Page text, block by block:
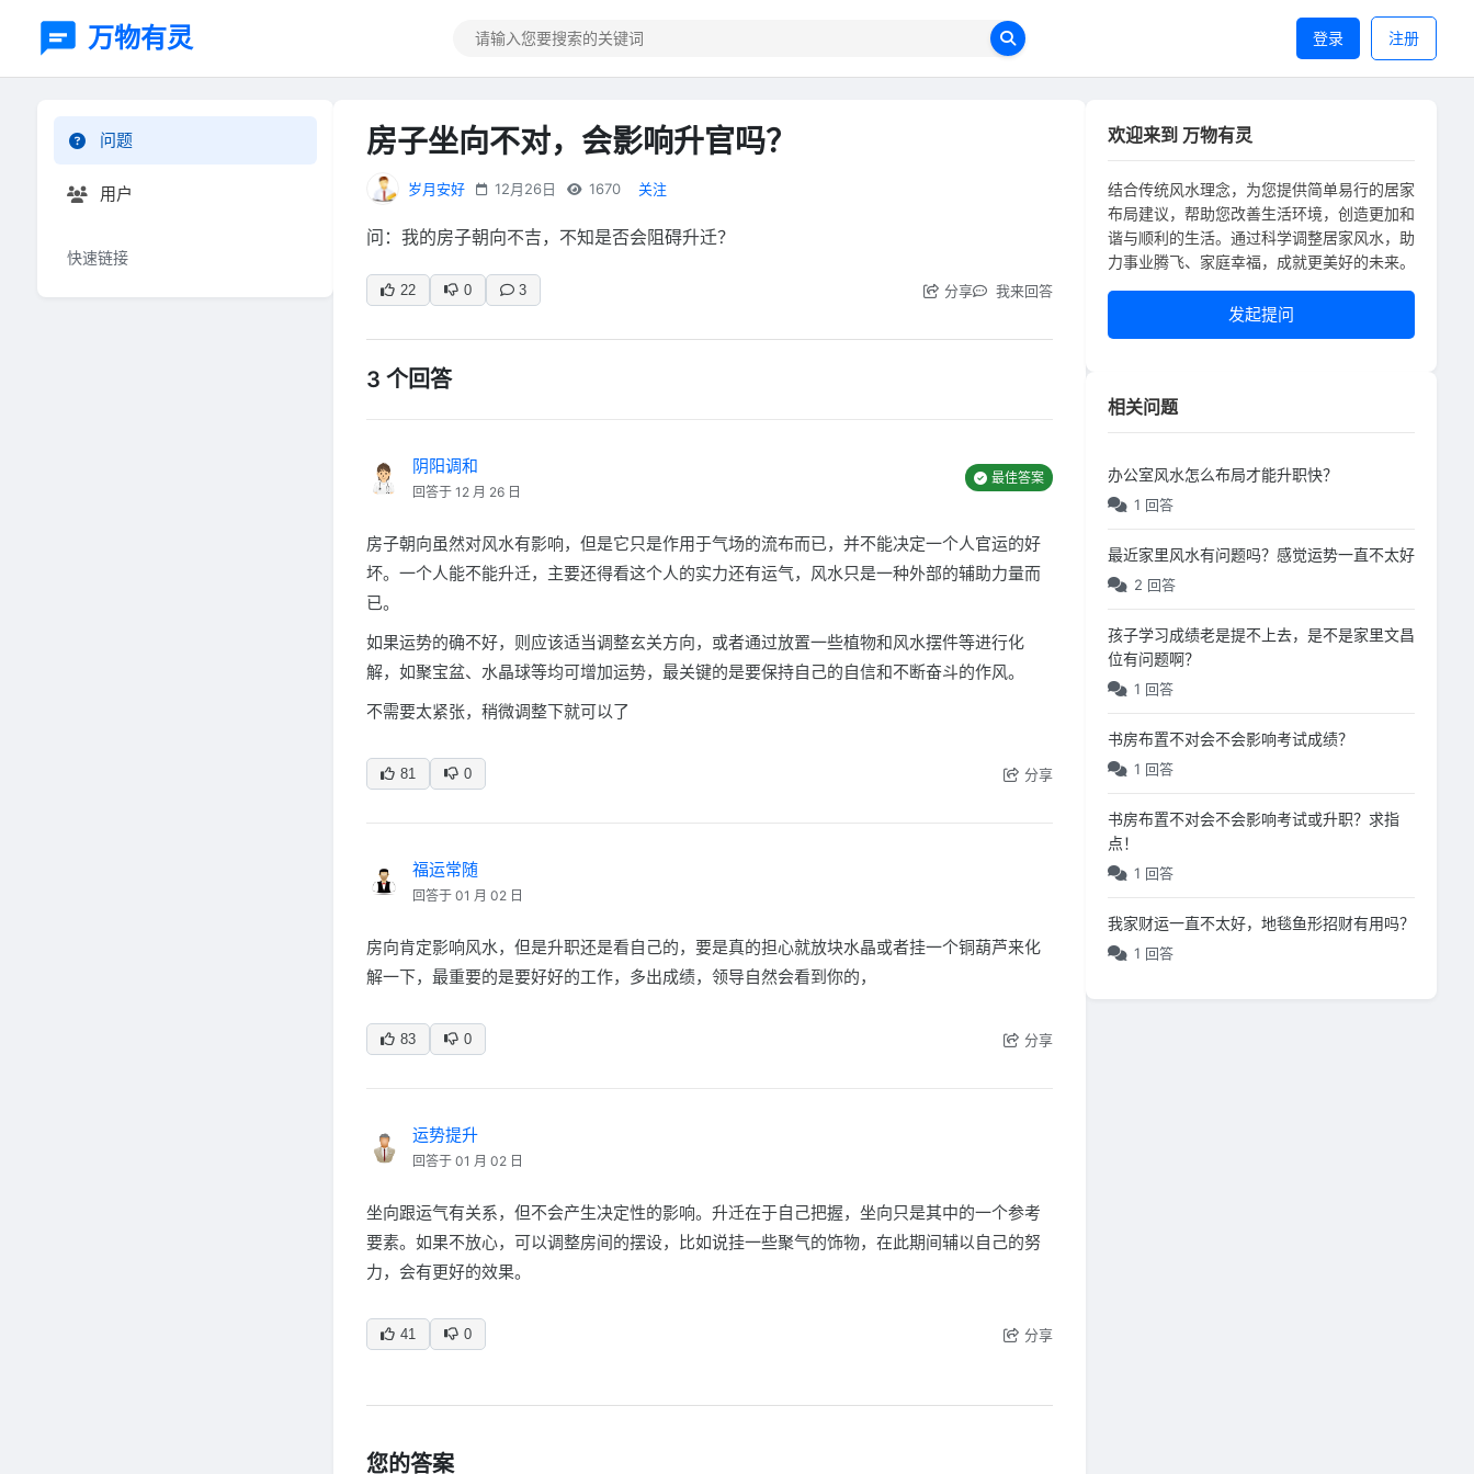
万物有灵 登录 注册
问题
用户
快速链接
房子坐向不对，会影响升官吗？
岁月安好 12月26日 1670 关注
问：我的房子朝向不吉，不知是否会阻碍升迁？
22 0 3 分享 我来回答
3 个回答
阴阳调和
回答于 12 月 26 日
最佳答案
房子朝向虽然对风水有影响，但是它只是作用于气场的流布而已，并不能决定一个人官运的好
坏。一个人能不能升迁，主要还得看这个人的实力还有运气，风水只是一种外部的辅助力量而
已。
如果运势的确不好，则应该适当调整玄关方向，或者通过放置一些植物和风水摆件等进行化
解，如聚宝盆、水晶球等均可增加运势，最关键的是要保持自己的自信和不断奋斗的作风。
不需要太紧张，稍微调整下就可以了
81 0 分享
福运常随
回答于 01 月 02 日
房向肯定影响风水，但是升职还是看自己的，要是真的担心就放块水晶或者挂一个铜葫芦来化
解一下，最重要的是要好好的工作，多出成绩，领导自然会看到你的，
83 0 分享
运势提升
回答于 01 月 02 日
坐向跟运气有关系，但不会产生决定性的影响。升迁在于自己把握，坐向只是其中的一个参考
要素。如果不放心，可以调整房间的摆设，比如说挂一些聚气的饰物，在此期间辅以自己的努
力，会有更好的效果。
41 0 分享
您的答案
欢迎来到 万物有灵
结合传统风水理念，为您提供简单易行的居家
布局建议，帮助您改善生活环境，创造更加和
谐与顺利的生活。通过科学调整居家风水，助
力事业腾飞、家庭幸福，成就更美好的未来。
发起提问
相关问题
办公室风水怎么布局才能升职快？
1 回答
最近家里风水有问题吗？感觉运势一直不太好
2 回答
孩子学习成绩老是提不上去，是不是家里文昌
位有问题啊？
1 回答
书房布置不对会不会影响考试成绩？
1 回答
书房布置不对会不会影响考试或升职？求指
点！
1 回答
我家财运一直不太好，地毯鱼形招财有用吗？
1 回答